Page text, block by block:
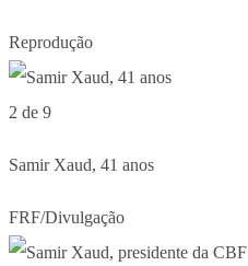
Reprodução
2 de 9
Samir Xaud, 41 anos
FRF/Divulgação